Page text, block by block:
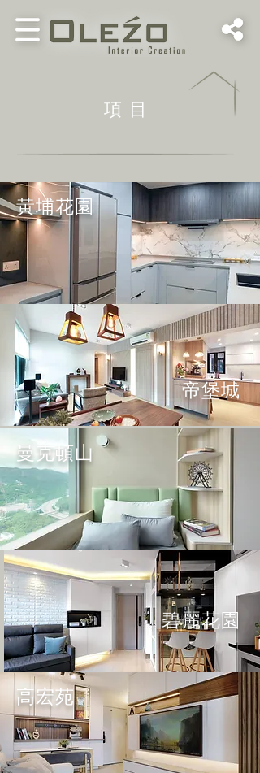
​項目
黃埔花園
帝堡城
曼克頓山
碧麗花園
高宏苑